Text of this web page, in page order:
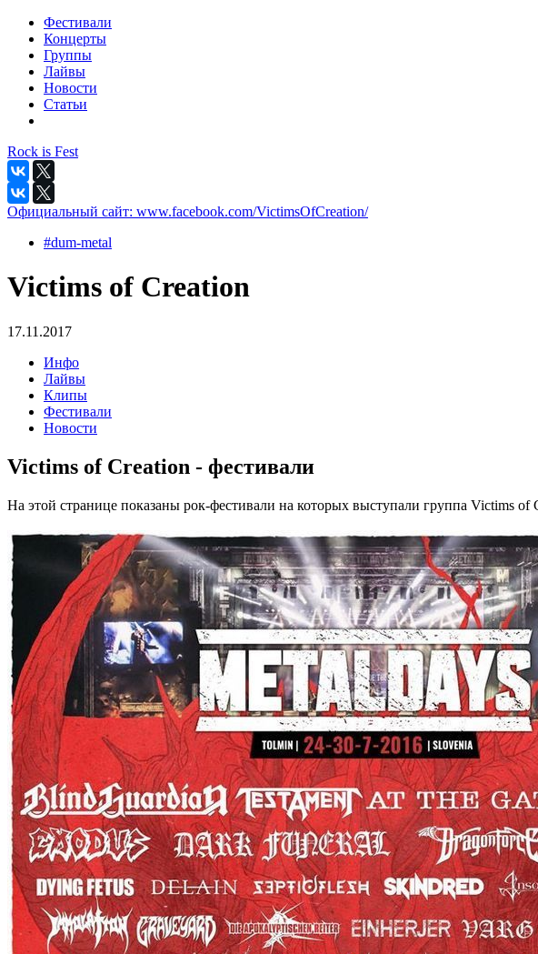
Фестивали
Концерты
Группы
Лайвы
Новости
Статьи
Rock is Fest
Официальный сайт: www.facebook.com/VictimsOfCreation/
#dum-metal
Victims of Creation
17.11.2017
Инфо
Лайвы
Клипы
Фестивали
Новости
Victims of Creation - фестивали
На этой странице показаны рок-фестивали на которых выступали группа Victims of